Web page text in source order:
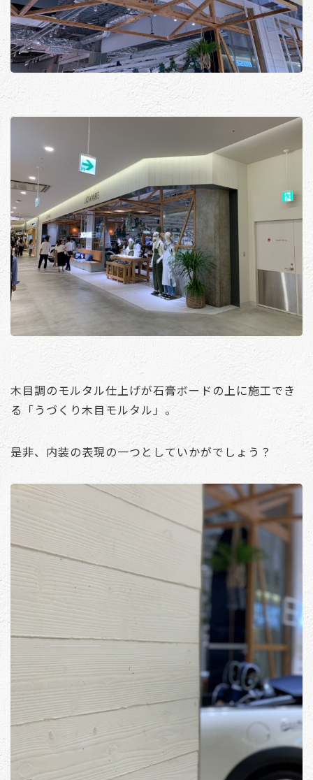
木目調のモルタル仕上げが石膏ボードの上に施工でき
る「うづくり木目モルタル」。
是非、内装の表現の一つとしていかがでしょう？